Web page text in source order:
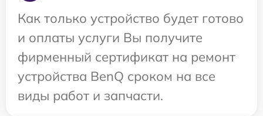
Как только устройство будет готово
и оплаты услуги Вы получите
фирменный сертификат на ремонт
устройства BenQ сроком на все
виды работ и запчасти.